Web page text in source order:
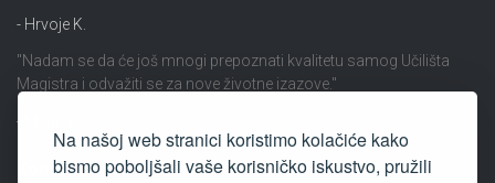
Na našoj web stranici koristimo kolačiće kako
bismo poboljšali vaše korisničko iskustvo, pružili
- Hrvoje K.
"Nadam se da će još mnogi prepoznati kvalitetu samog Učilišta
Magistra i odvažiti se za nove životne izazove."
- Marina
Kontakt